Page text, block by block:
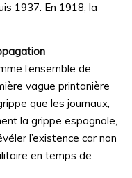
1937. En 1918, la
l’ensemble de
vague printanière
que les journaux,
la grippe espagnole,
l’existence car non
en temps de